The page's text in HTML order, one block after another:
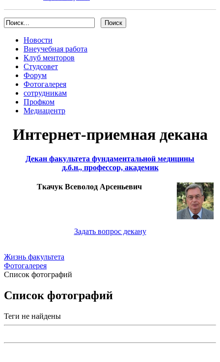
Новости
Внеучебная работа
Клуб менторов
Студсовет
Форум
Фотогалерея
сотрудникам
Профком
Медиацентр
Интернет-приемная декана
Декан факультета фундаментальной медицины
д.б.н., профессор, академик
Ткачук Всеволод Арсеньевич
Задать вопрос декану
Жизнь факультета
Фотогалерея
Список фотографий
Список фотографий
Теги не найдены